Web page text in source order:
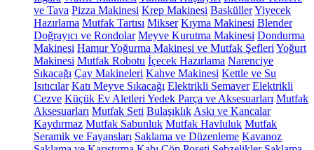
ve Tava Pizza Makinesi Krep Makinesi BasküllerYiyecek
Hazırlama Mutfak Tartısı Mikser Kıyma Makinesi Blender
Doğrayıcı ve Rondolar Meyve Kurutma Makinesi Dondurma
Makinesi Hamur Yoğurma Makinesi ve Mutfak Şefleri Yoğurt
Makinesi Mutfak Robotu İçecek Hazırlama Narenciye
Sıkacağı Çay Makineleri Kahve Makinesi Kettle ve Su
Isıtıcılar Katı Meyve Sıkacağı Elektrikli Semaver Elektrikli
Cezve Küçük Ev Aletleri Yedek Parça ve Aksesuarları Mutfak
Aksesuarları Mutfak Seti Bulaşıklık Askı ve Kancalar
Kaydırmaz Mutfak Sabunluk Mutfak Havluluk Mutfak
Seramik ve Fayansları Saklama ve Düzenleme Kavanoz